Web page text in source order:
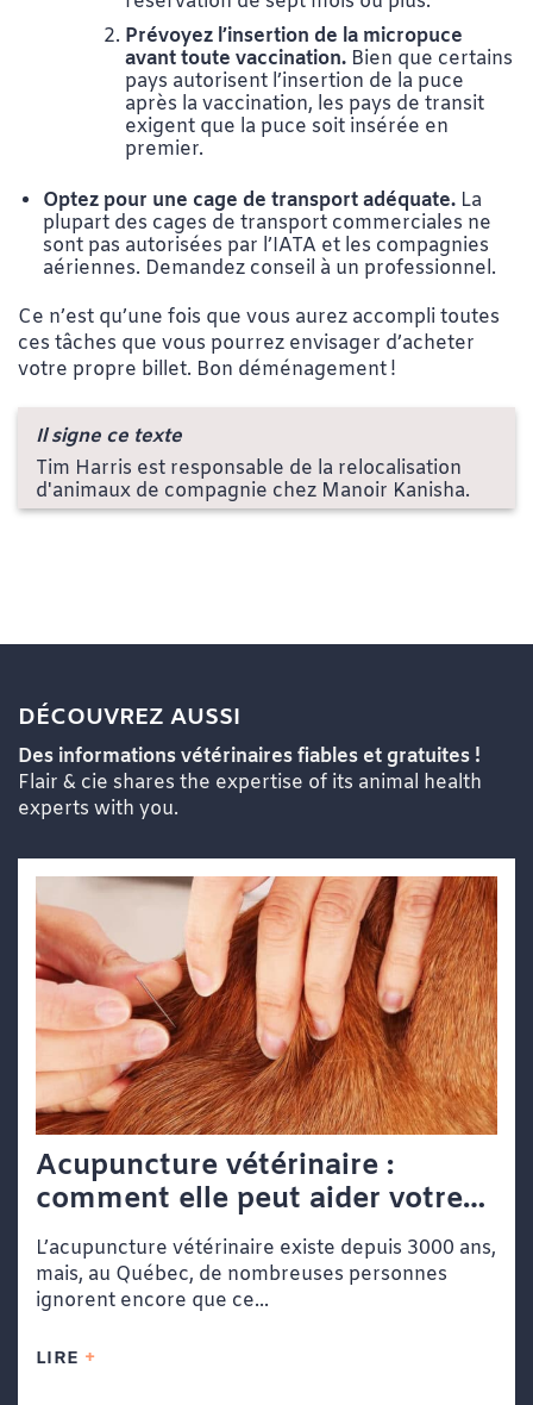
Prévoyez l’insertion de la micropuce
avant toute vaccination. Bien que certains
pays autorisent l’insertion de la puce
après la vaccination, les pays de transit
exigent que la puce soit insérée en
premier.
Optez pour une cage de transport adéquate. La
plupart des cages de transport commerciales ne
sont pas autorisées par l’IATA et les compagnies
aériennes. Demandez conseil à un professionnel.
Ce n’est qu’une fois que vous aurez accompli toutes
ces tâches que vous pourrez envisager d’acheter
votre propre billet. Bon déménagement !
Il signe ce texte
Tim Harris est responsable de la relocalisation
d'animaux de compagnie chez Manoir Kanisha.
DÉCOUVREZ AUSSI
Des informations vétérinaires fiables et gratuites !
Flair & cie shares the expertise of its animal health
experts with you.
Acupuncture vétérinaire :
comment elle peut aider votre
chien ou votre chat
L’acupuncture vétérinaire existe depuis 3000 ans,
mais, au Québec, de nombreuses personnes
ignorent encore que ce...
LIRE